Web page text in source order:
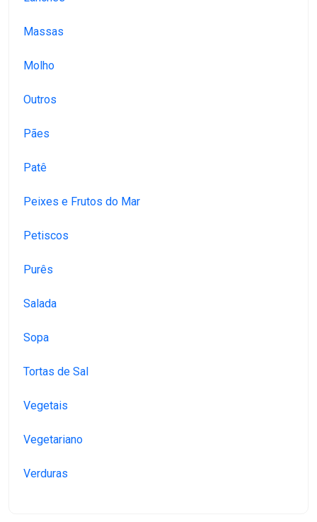
Massas
Molho
Outros
Pães
Patê
Peixes e Frutos do Mar
Petiscos
Purês
Salada
Sopa
Tortas de Sal
Vegetais
Vegetariano
Verduras